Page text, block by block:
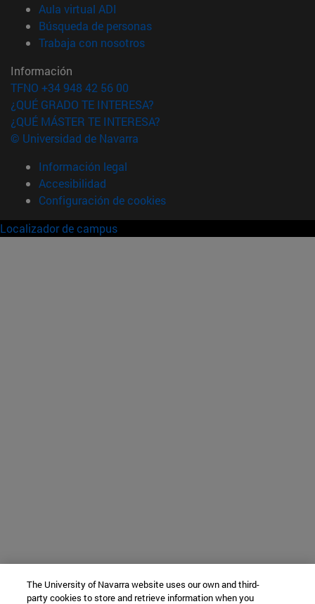
Aula virtual ADI
Búsqueda de personas(abre en nueva ventana)
Trabaja con nosotros(abre en nueva ventana)
Información
TFNO +34 948 42 56 00
¿QUÉ GRADO TE INTERESA?
¿QUÉ MÁSTER TE INTERESA?
© Universidad de Navarra
Información legal
Accesibilidad
Configuración de cookies
Localizador de campus
The University of Navarra website uses our own and third-
party cookies to store and retrieve information when you